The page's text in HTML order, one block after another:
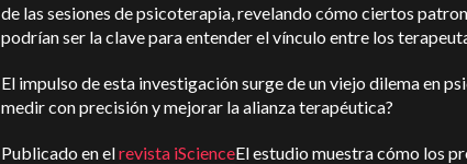
de las sesiones de psicoterapia, revelando cómo ciertos
podrían ser la clave para entender el vínculo entre los
El impulso de esta investigación surge de un viejo dilema en
medir con precisión y mejorar la alianza terapéutica?
Publicado en elrevista iScienceEl estudio muestra cómo los